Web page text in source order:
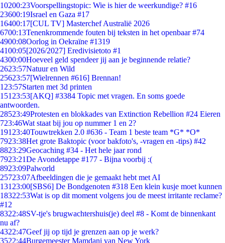
10200:23Voorspellingstopic: Wie is hier de weerkundige? #16
23600:19Israel en Gaza #17
16400:17[CUL TV] Masterchef Australië 2026
6700:13Tenenkrommende fouten bij teksten in het openbaar #74
4900:08Oorlog in Oekraïne #1319
4100:05[2026/2027] Eredivisietoto #1
4300:00Hoeveel geld spendeer jij aan je beginnende relatie?
2623:57Natuur en Wild
25623:57[Wielrennen #616] Brennan!
1 23:57Starten met 3d printen
151 23:53[AKQ] #3384 Topic met vragen. En soms goede
antwoorden.
28523:49Protesten en blokkades van Extinction Rebellion #24 Eieren
723:46Wat staat bij jou op nummer 1 en 2?
191 23:40Touwtrekken 2.0 #636 - Team 1 beste team *G* *O*
7923:38Het grote Baktopic (voor bakfoto's, -vragen en -tips) #42
8823:29Geocaching #34 - Het hele jaar rond
7923:21De Avondetappe #177 - Bijna voorbij :(
8923:09Palworld
25723:07Afbeeldingen die je gemaakt hebt met AI
131 23:00[SBS6] De Bondgenoten #318 Een klein kusje moet kunnen
18322:53Wat is op dit moment volgens jou de meest irritante reclame?
#12
8322:48SV-tje's brugwachtershuis(je) deel #8 - Komt de binnenkant
nu af?
4322:47Geef jij op tijd je grenzen aan op je werk?
3522:44Burgemeester Mamdani van New York